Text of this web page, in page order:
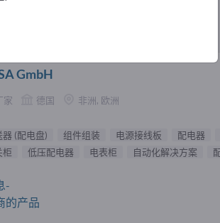
(2)
GmbH
家 德国 非洲, 欧洲
器 (配电盘) 组件组装 电源接线板 配电器
柜
低压配电器 电表柜 自动化解决方案
-
的产品